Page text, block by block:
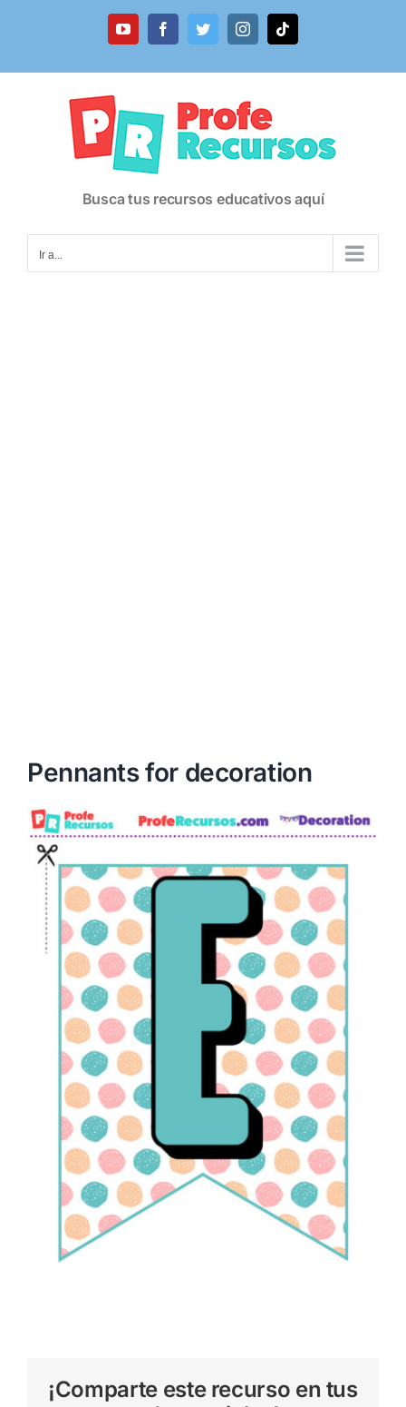
YouTubeFacebookTwitterInstagramTiktok
Busca tus recursos educativos aquí
Ir a...
Pennants for decoration
¡Comparte este recurso en tus